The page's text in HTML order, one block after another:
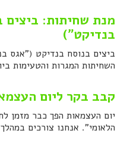
מנת שחיתות: ביצים
בנדיקט")
ביצים בנוסח בנדיקט ("אגס
השחיתות המגרות והטעימות
קבב בקר ליום
יום העצמאות הפך כבר מזמן
הלאומי". אנחנו צורכים